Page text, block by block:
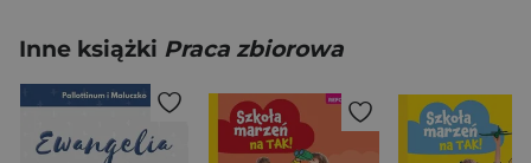
Inne książki Praca zbiorowa